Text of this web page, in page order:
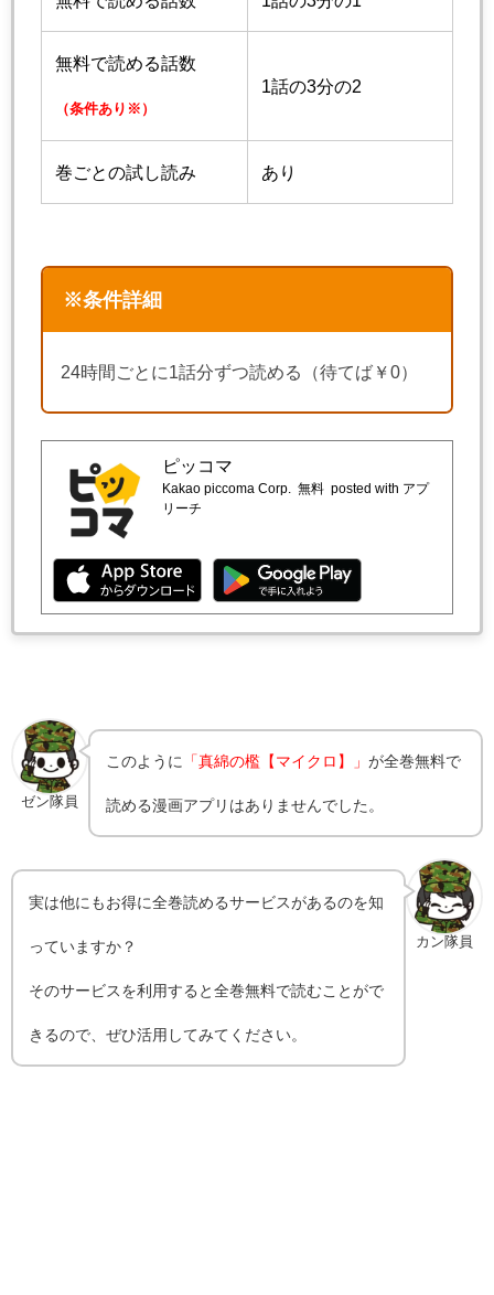
無料で読める話数
（条件あり※）
1話の3分の2
巻ごとの試し読み あり
※条件詳細
24時間ごとに1話分ずつ読める（待てば￥0）
ピッコマ
Kakao piccoma Corp. 無料 posted with アプ
リーチ
ゼン隊員
このように 「真綿の檻【マイクロ】」が全巻無料で
読める漫画アプリはありませんでした。
カン隊員
実は他にもお得に全巻読めるサービスがあるのを知
っていますか？
そのサービスを利用すると全巻無料で読むことがで
きるので、ぜひ活用してみてください。